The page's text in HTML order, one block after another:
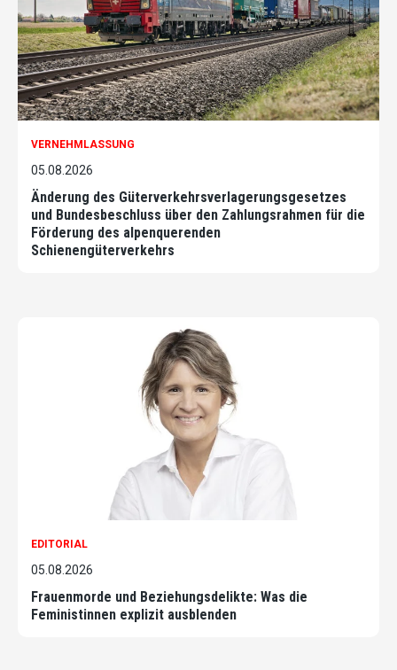
VERNEHMLASSUNG
05.08.2026
Änderung des Güterverkehrsverlagerungsgesetzes
und Bundesbeschluss über den Zahlungsrahmen für die
Förderung des alpenquerenden
Schienengüterverkehrs
EDITORIAL
05.08.2026
Frauenmorde und Beziehungsdelikte: Was die
Feministinnen explizit ausblenden